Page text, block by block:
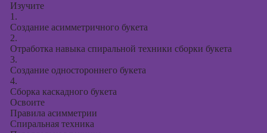
Изучите
1.
Создание асимметричного букета
2.
Отработка навыка спиральной техники сборки букета
3.
Создание одностороннего букета
4.
Сборка каскадного букета
Освоите
Правила асимметрии
Спиральная техника